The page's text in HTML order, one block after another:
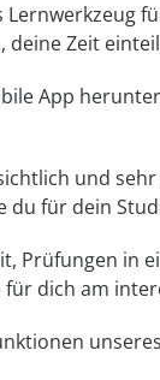
deine Zeit
App
und
du für dein
Prüfungen in
dich am